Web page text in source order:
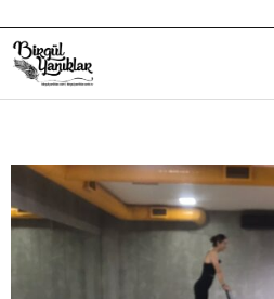
Eğitim Yazılarım
Gezi ve Kültür Yazılarım